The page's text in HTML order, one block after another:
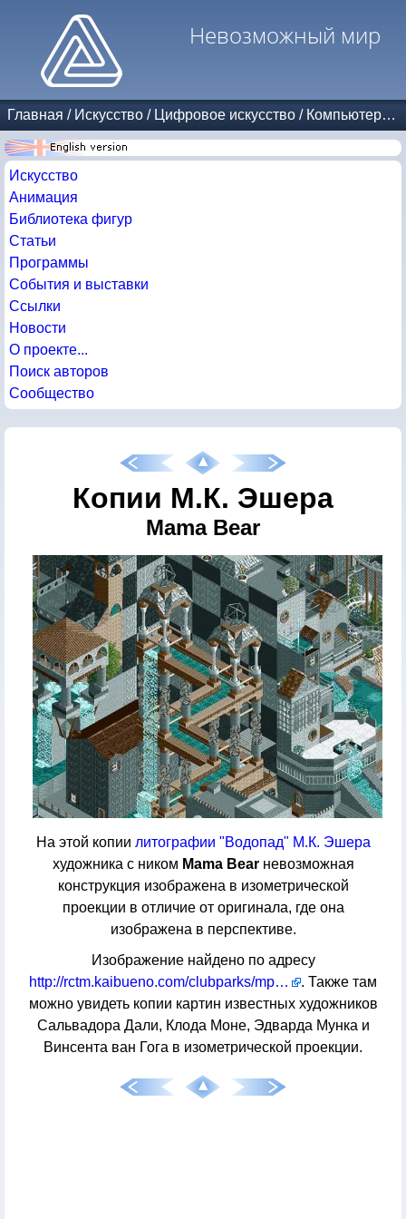
Невозможный мир
Главная / Искусство / Цифровое искусство / Компьютерные копии Эшера
Искусство
Анимация
Библиотека фигур
Статьи
Программы
События и выставки
Ссылки
Новости
О проекте...
Поиск авторов
Сообщество
Копии М.К. Эшера
Mama Bear
На этой копии литографии "Водопад" М.К. Эшера
художника с ником Mama Bearневозможная
конструкция изображена в изометрической
проекции в отличие от оригинала, где она
изображена в перспективе.
Изображение найдено по адресу
http://rctm.kaibueno.com/clubparks/mp/impfauv.htm
. Также там
можно увидеть копии картин известных художников
Сальвадора Дали, Клода Моне, Эдварда Мунка и
Винсента ван Гога в изометрической проекции.